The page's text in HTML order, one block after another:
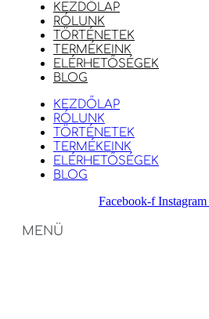
KEZDŐLAP
RÓLUNK
TÖRTÉNETEK
TERMÉKEINK
ELÉRHETŐSÉGEK
BLOG
KEZDŐLAP
RÓLUNK
TÖRTÉNETEK
TERMÉKEINK
ELÉRHETŐSÉGEK
BLOG
Facebook-f Instagram
MENÜ